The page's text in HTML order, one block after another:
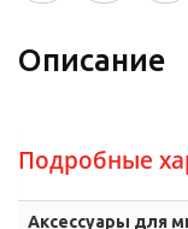
Описание
Подробные
Аксессуары для